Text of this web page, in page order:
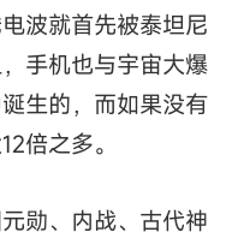
波就首先被泰坦尼
手机也与宇宙大爆
生的，而如果没有
倍之多。
勋、内战、古代神